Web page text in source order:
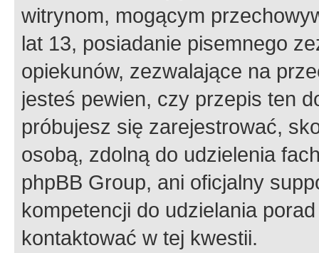
witrynom, mogącym
lat 13, posiadanie pisemnego
opiekunów, zezwalające na
jesteś pewien, czy przepis ten
próbujesz się zarejestrować,
osobą, zdolną do udzielenia
phpBB Group, ani oficjalny
kompetencji do udzielania
kontaktować w tej kwestii.